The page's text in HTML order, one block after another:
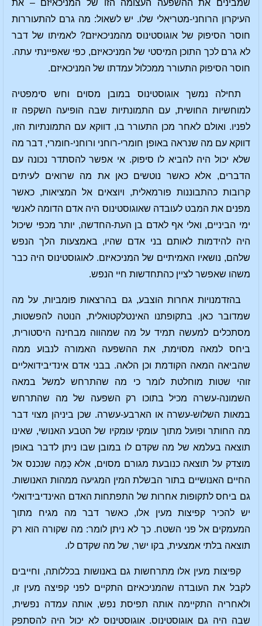
שמבינים את ההשפעה העצומה הזו של המניכאיזם – את
העיקרון הרוחני-מטריאלי שלו. יש לשאול: מה גרם להתעוררות
חוסר הסיפוק של אוגוסטינוס מהמניכאיזם? לאמיתו של דבר
לא גרם לכך התוכן המיסטי של המניכאיזם, כפי שאפיינתי עתה.
חוסר הסיפוק התעורר ממכלול עמדתו של המניכאיזם.
תחילה נמשך אוגוסטינוס במובן מסוים וחש סימפטיה
למוחשיות החושית, עם התמונתיות שבה הופיעה השקפה זו
לפניו. ואולם לאחר מכן התעורר בו, דווקא עם התמונתיות הזו,
דווקא עם מה שנראה באופן חומרי-רוחני ורוחני-חומרי, דבר מה
שלא יכול היה להביא לו סיפוק. אי אפשר להסתדר נכונה עם
הדברים, אלא כאשר נוטשים כאן את מה שרואים לעיתים
קרובות כהתבוננות פורמאלית, ויוצאים אל המציאות, כאשר
מפנים את המבט לעובדה שאוגוסטינוס היה אדם הדומה לאנשי
ימי הביניים, ואלי אף לאדם בן העת-החדשה, יותר מכפי שיכול
היה להידמות לאותם בני אדם שהיו, באמצעות הלך הנפש
שלהם, נושאיו האמיתיים של המניכאיזם. לאוגוסטינוס היה כבר
משהו שאפשר לציין כהתחדשות חיי הנפש.
בהזדמנויות אחרות הוצבע, גם בהרצאות פומביות, על מה
שמדובר כאן. בתקופתנו האינטלקטואלית, הנוטה להפשטות,
מסתכלים למעשה תמיד על מה שמהווה מבחינה היסטורית,
ביחס למאה מסוימת, את ההשפעה האמורה לנבוע ממה
שהביאה המאה הקודמת וכן הלאה. בבני אדם אינדיבידואליים
זוהי שטות מוחלטת לומר כי מה שהתרחש למשל במאה
השמונה-עשרה מכיל בתוכו רק השפעה של מה שהתרחש
במאות השלוש-עשרה או הארבע-עשרה. שכן ביניהן מצוי דבר
מה החותר ופועל מתוך עומקי עומקיו של הטבע האנושי, שאינו
תוצאה בעלמא של מה שקדם לו במובן שבו ניתן לדבר באופן
מוצדק על תוצאה כנובעת מגורם מסוים, אלא כְּמַה שנכנס אל
החיים האנושיים בתור הבשלת המין המגיעה ממהות האנושות.
גם ביחס לתקופות אחרות של התפתחות האדם האינדיבידואלי
יש להכיר קפיצות מעין אלו, כאשר דבר מה מגיח מתוך
המעמקים אל פני השטח. כך לא ניתן לומר: מה שקורה הוא רק
תוצאה בלתי אמצעית, בקו ישר, של מה שקדם לו.
קפיצות מעין אלו מתרחשות גם באנושות בכללותה, וחייבים
לקבל את העובדה שהמניכאיזם התקיים לפני קפיצה מעין זו,
ולאחריה התקיימה אותה תפיסת נפש, אותה עמדה נפשית,
שבה היה גם אוגוסטינוס. אוגוסטינוס לא יכול היה להסתפק